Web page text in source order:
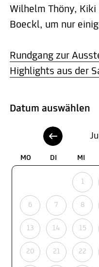
Wilhelm Thöny,
Boeckl, um nur
Rundgang zur
Highlights aus der
Datum auswählen
MO DI MI
1
6 7 8
13 14 15
20 21 22